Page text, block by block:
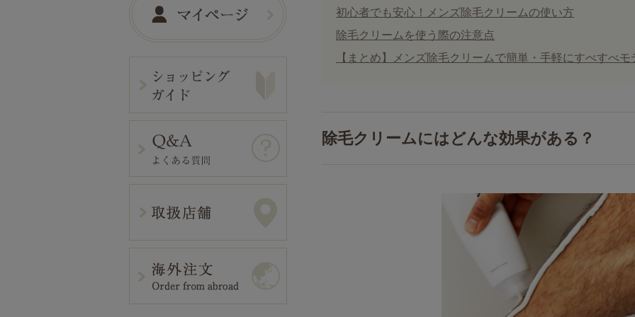
初心者でも安心！メンズ除毛クリームの使い方
除毛クリームを使う際の注意点
【まとめ】メンズ除毛クリームで簡単・手軽にすべすべモ
除毛クリームにはどんな効果がある？